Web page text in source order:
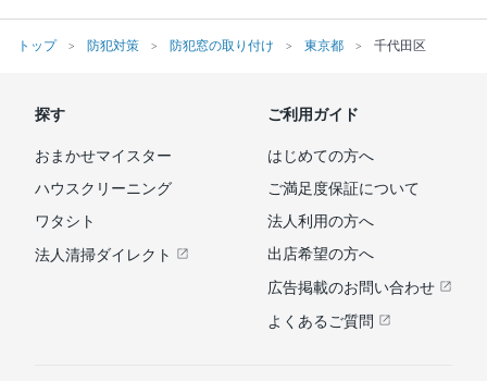
トップ 防犯対策 防犯窓の取り付け 東京都 千代田区
探す
おまかせマイスター
ハウスクリーニング
ワタシト
法人清掃ダイレクト
ご利用ガイド
はじめての方へ
ご満足度保証について
法人利用の方へ
出店希望の方へ
広告掲載のお問い合わせ
よくあるご質問